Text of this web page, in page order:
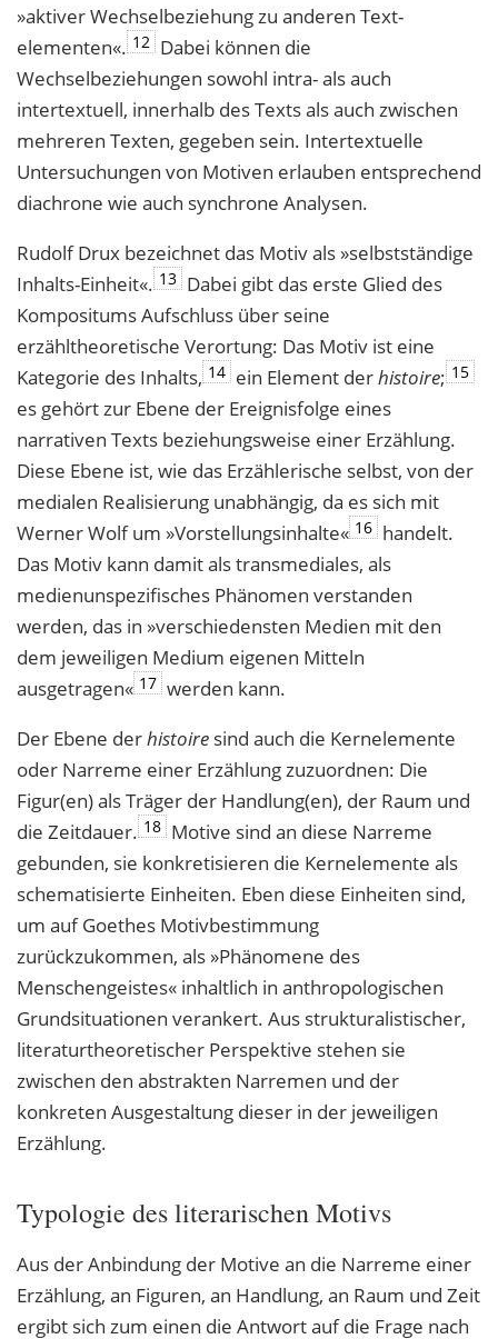
»aktiver Wechselbeziehung zu anderen Text­
elementen«. 12 Dabei können die
Wechselbeziehungen sowohl intra- als auch
intertextuell, innerhalb des Texts als auch zwischen
mehreren Texten, gegeben sein. Intertextuelle
Untersuchungen von Motiven erlauben entsprechend
diachrone wie auch synchrone Analysen.
Rudolf Drux bezeichnet das Motiv als »selbstständige
Inhalts-Einheit«. 13 Dabei gibt das erste Glied des
Kompositums Aufschluss über seine
erzähltheoretische Verortung: Das Motiv ist eine
Kategorie des Inhalts, 14 ein Element derhistoire; 15
es gehört zur Ebene der Ereignisfolge eines
narrativen Texts beziehungsweise einer Erzählung.
Diese Ebene ist, wie das Erzählerische selbst, von der
medialen Realisierung unabhängig, da es sich mit
Werner Wolf um »Vorstellungsinhalte« 16 handelt.
Das Motiv kann damit als transmediales, als
medienunspezifisches Phänomen verstanden
werden, das in »verschiedensten Medien mit den
dem jeweiligen Medium eigenen Mitteln
ausgetragen« 17 werden kann.
Der Ebene derhistoire sind auch die Kernelemente
oder Narreme einer Erzählung zuzuordnen: Die
Figur(en) als Träger der Handlung(en), der Raum und
die Zeitdauer. 18 Motive sind an diese Narreme
gebunden, sie konkretisieren die Kernelemente als
schematisierte Einheiten. Eben diese Einheiten sind,
um auf Goethes Motivbestimmung
zurückzukommen, als »Phänomene des
Menschengeistes« inhaltlich in anthropologischen
Grundsituationen verankert. Aus strukturalistischer,
literaturtheoretischer Perspektive stehen sie
zwischen den abstrakten Narremen und der
konkreten Ausgestaltung dieser in der jeweiligen
Erzählung.
Typologie des literarischen Motivs
Aus der Anbindung der Motive an die Narreme einer
Erzählung, an Figuren, an Handlung, an Raum und Zeit
ergibt sich zum einen die Antwort auf die Frage nach